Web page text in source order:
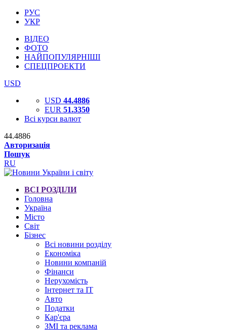
РУС
УКР
ВІДЕО
ФОТО
НАЙПОПУЛЯРНІШІ
СПЕЦПРОЕКТИ
USD
USD 44.4886
EUR 51.3350
Всі курси валют
44.4886
Авторизація
Пошук
RU
ВСІ РОЗДІЛИ
Головна
Україна
Місто
Світ
Бізнес
Всі новини розділу
Економіка
Новини компаній
Фінанси
Нерухомість
Інтернет та IT
Авто
Податки
Кар'єра
ЗМІ та реклама